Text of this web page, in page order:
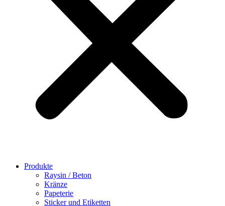
Produkte
Raysin / Beton
Kränze
Papeterie
Sticker und Etiketten